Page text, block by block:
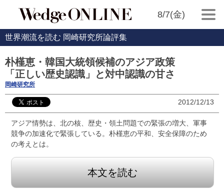
8/7(金)
世界潮流を読む 岡崎研究所論評集
朴槿恵・韓国大統領候補のアジア政策
「正しい歴史認識」と対中認識の甘さ
岡崎研究所
2012/12/13
アジア情勢は、北の核、歴史・領土問題での緊張の増大、軍事
競争の加速化で緊張している。朴槿恵の平和、安全保障のため
の考えとは。
本文を読む